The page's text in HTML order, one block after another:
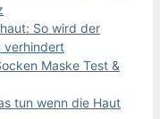
So wird der
verhindert
Maske Test &
tun wenn die Haut